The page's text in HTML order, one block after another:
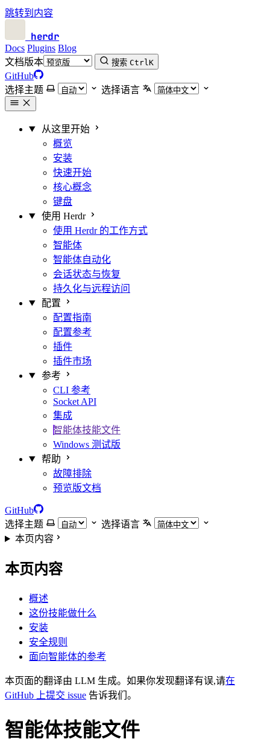
跳转到内容
herdr
Docs Plugins Blog
文档版本
搜索 CtrlK
GitHub
选择主题
选择语言
从这里开始
概览
安装
快速开始
核心概念
键盘
使用 Herdr
使用 Herdr 的工作方式
智能体
智能体自动化
会话状态与恢复
持久化与远程访问
配置
配置指南
配置参考
插件
插件市场
参考
CLI 参考
Socket API
集成
智能体技能文件
Windows 测试版
帮助
故障排除
预览版文档
GitHub
选择主题
选择语言
本页内容
本页内容
概述
这份技能做什么
安装
安全规则
面向智能体的参考
本页面的翻译由 LLM 生成。如果你发现翻译有误,请在
GitHub 上提交 issue 告诉我们。
智能体技能文件